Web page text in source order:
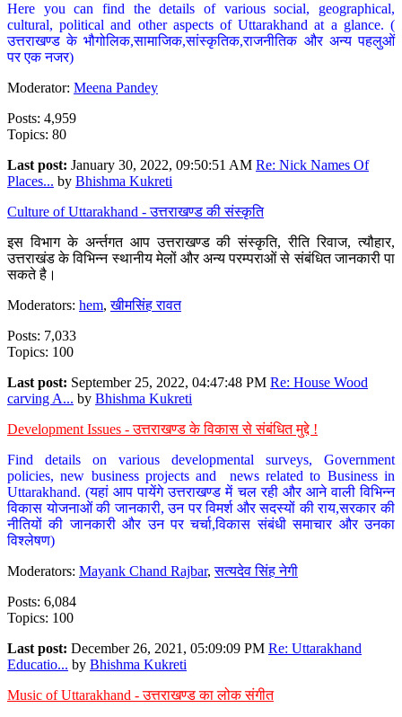
Here you can find the details of various social, geographical,
cultural, political and other aspects of Uttarakhand at a glance. (
उत्तराखण्ड के भौगोलिक,सामाजिक,सांस्कृतिक,राजनीतिक और अन्य पहलुओं
पर एक नजर)
Moderator: Meena Pandey
Posts: 4,959
Topics: 80
Last post: January 30, 2022, 09:50:51 AM Re: Nick Names Of
Places... by Bhishma Kukreti
Culture of Uttarakhand - उत्तराखण्ड की संस्कृति
इस विभाग के अर्न्तगत आप उत्तराखण्ड की संस्कृति, रीति रिवाज, त्यौहार,
उत्तराखंड के विभिन्न स्थानीय मेलों और अन्य परम्पराओं से संबंधित जानकारी पा
सकते है।
Moderators: hem,खीमसिंह रावत
Posts: 7,033
Topics: 100
Last post: September 25, 2022, 04:47:48 PM Re: House Wood
carving A... by Bhishma Kukreti
Development Issues - उत्तराखण्ड के विकास से संबंधित मुद्दे !
Find details on various developmental surveys, Government
policies, new business projects and news related to Business in
Uttarakhand. (यहां आप पायेंगे उत्तराखण्ड में चल रही और आने वाली विभिन्न
विकास योजनाओं की जानकारी, उन पर विमर्श और सदस्यों की राय,सरकार की
नीतियों की जानकारी और उन पर चर्चा,विकास संबंधी समाचार और उनका
विश्लेषण)
Moderators: Mayank Chand Rajbar,सत्यदेव सिंह नेगी
Posts: 6,084
Topics: 100
Last post: December 26, 2021, 05:09:09 PM Re: Uttarakhand
Educatio... by Bhishma Kukreti
Music of Uttarakhand - उत्तराखण्ड का लोक संगीत